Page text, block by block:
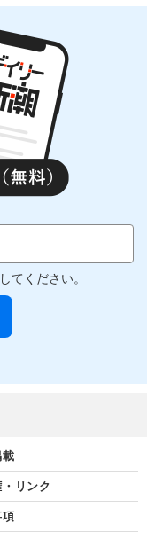
てください。
載
リンク
項